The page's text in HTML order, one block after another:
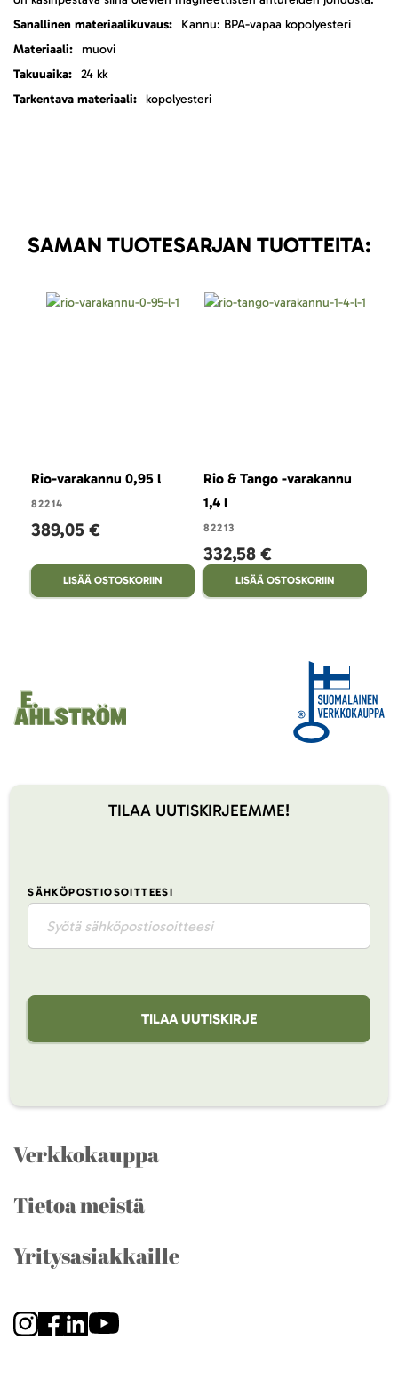
Kannu: BPA-vapaa kopolyesteri
muovi
24 kk
kopolyesteri
SAMAN TUOTESARJAN TUOTTEITA:
Rio-varakannu 0,95 l
82214
389,05 €
LISÄÄ OSTOSKORIIN
Rio & Tango -varakannu
1,4 l
82213
332,58 €
LISÄÄ OSTOSKORIIN
TILAA UUTISKIRJEEMME!
SÄHKÖPOSTIOSOITTEESI
TILAA UUTISKIRJE
Verkkokauppa
Tietoa meistä
Yritysasiakkaille